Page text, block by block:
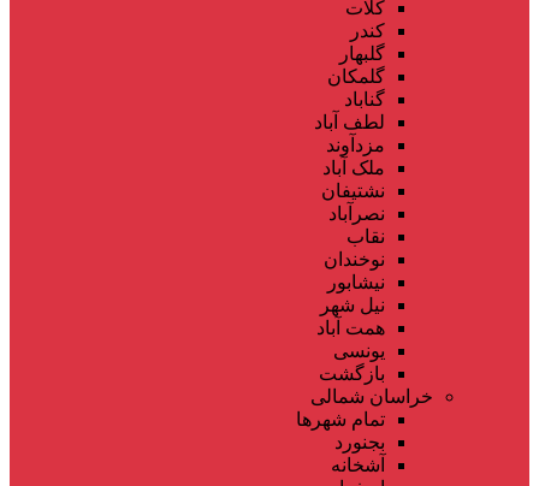
کلات
کندر
گلبهار
گلمکان
گناباد
لطف آباد
مزدآوند
ملک آباد
نشتیفان
نصرآباد
نقاب
نوخندان
نیشابور
نیل شهر
همت آباد
یونسی
بازگشت
خراسان شمالی
تمام شهر‌ها
بجنورد
آشخانه